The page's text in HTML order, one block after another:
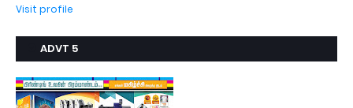
Visit profile
ADVT 5